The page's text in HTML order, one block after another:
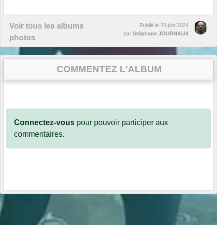
Voir tous les albums
photos
Publié le 28 juin 2024
par Stéphane JOURNAUX
COMMENTEZ L'ALBUM
Connectez-vous pour pouvoir participer aux
commentaires.